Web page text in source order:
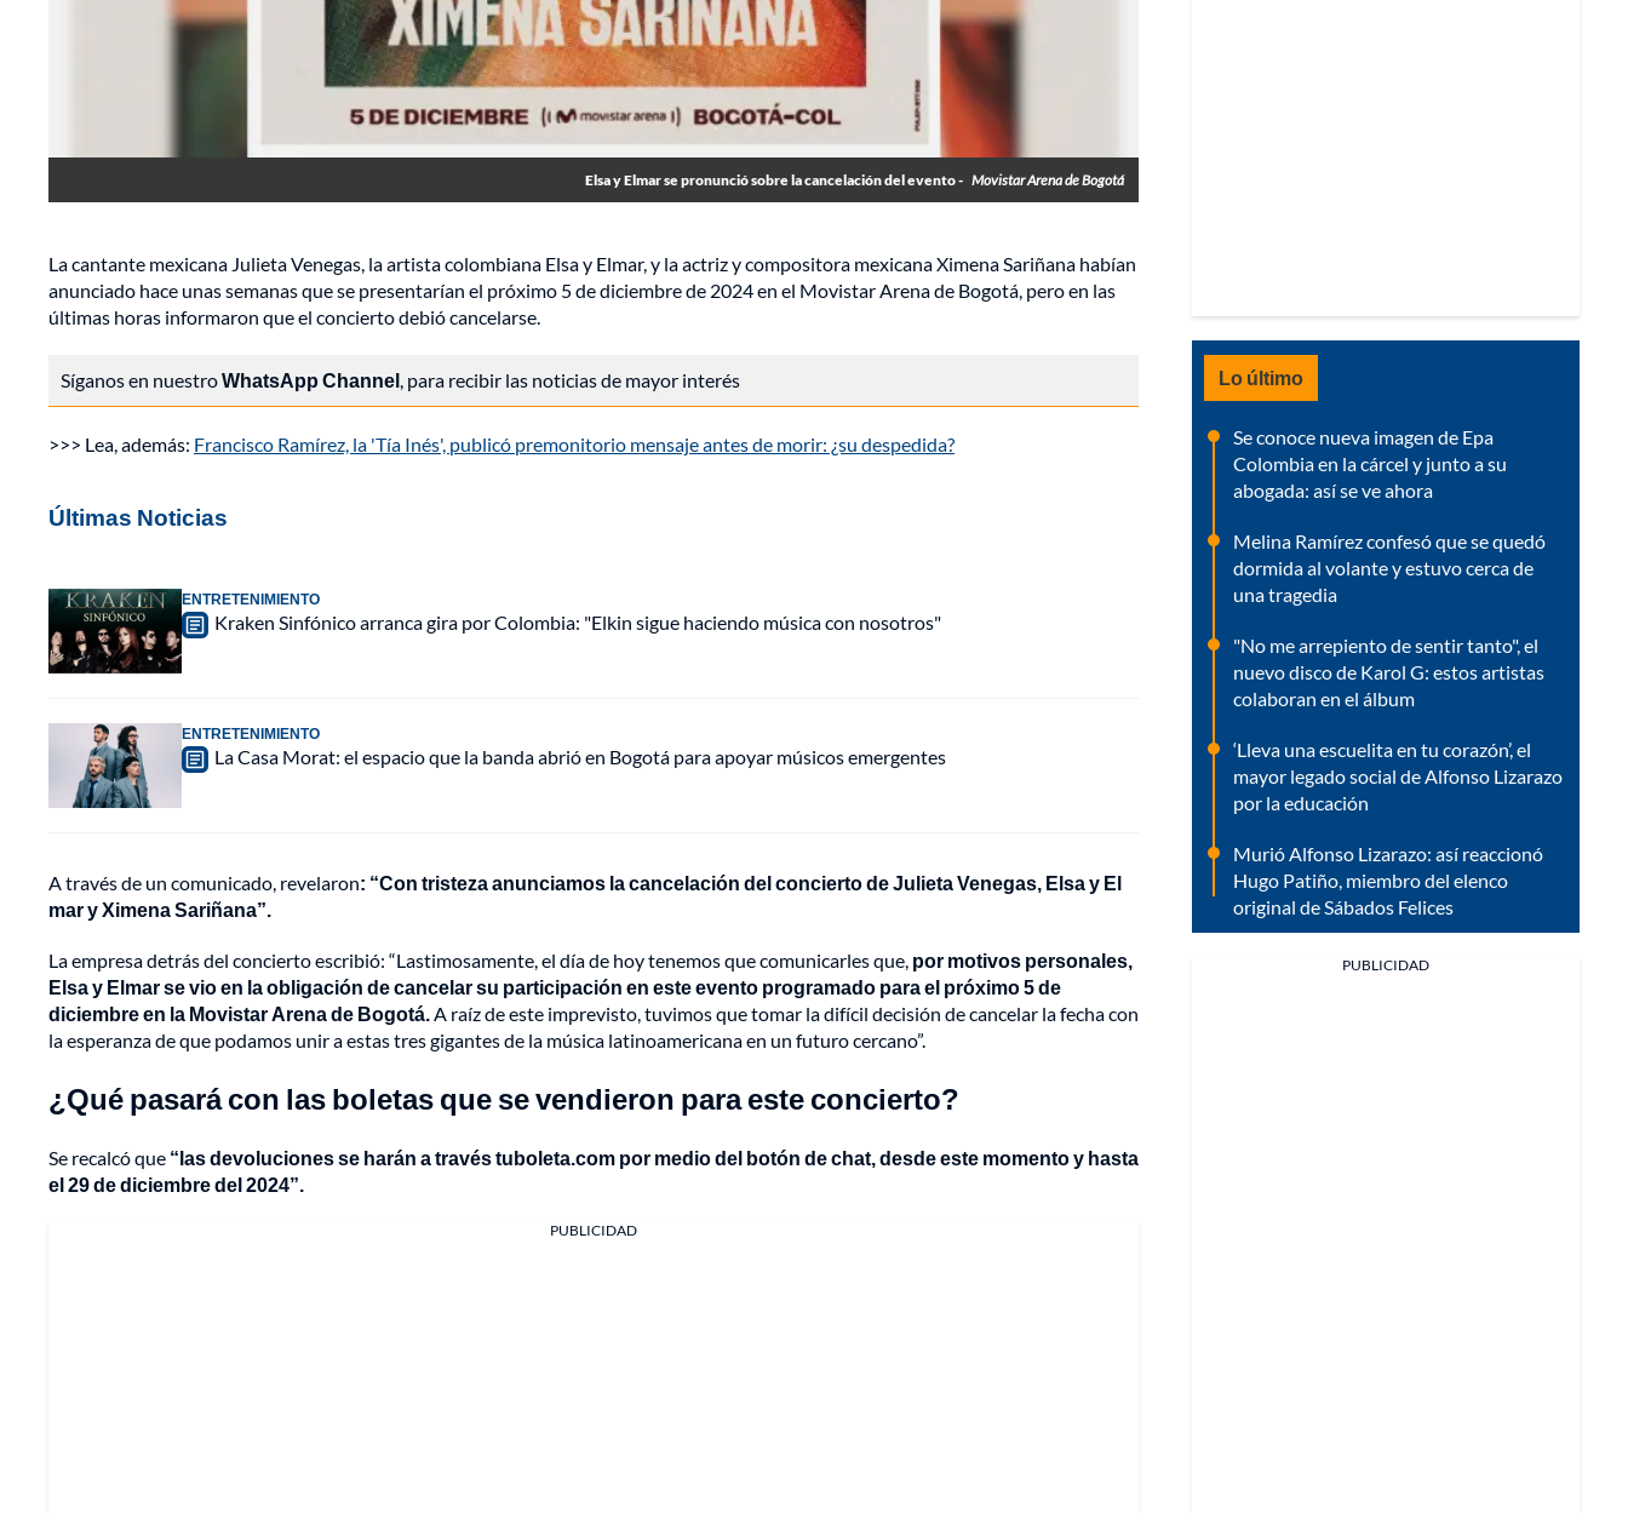
Elsa y Elmar se pronunció sobre la cancelación del evento - Movistar Arena de Bogotá
La cantante mexicana Julieta Venegas, la artista colombiana Elsa y Elmar, y la actriz y compositora mexicana Ximena Sariñana habían
anunciado hace unas semanas que se presentarían el próximo 5 de diciembre de 2024 en el Movistar Arena de Bogotá, pero en las
últimas horas informaron que el concierto debió cancelarse.
Síganos en nuestroWhatsApp Channel, para recibir las noticias de mayor interés
>>> Lea, además: Francisco Ramírez, la 'Tía Inés', publicó premonitorio mensaje antes de morir: ¿su despedida?
Últimas Noticias
ENTRETENIMIENTO
Kraken Sinfónico arranca gira por Colombia: "Elkin sigue haciendo música con nosotros"
ENTRETENIMIENTO
La Casa Morat: el espacio que la banda abrió en Bogotá para apoyar músicos emergentes
A través de un comunicado, revelaron: “Con tristeza anunciamos la cancelación del concierto de Julieta Venegas, Elsa y El
mar y Ximena Sariñana”.
La empresa detrás del concierto escribió: “Lastimosamente, el día de hoy tenemos que comunicarles que, por motivos personales,
Elsa y Elmar se vio en la obligación de cancelar su participación en este evento programado para el próximo 5 de
diciembre en la Movistar Arena de Bogotá.A raíz de este imprevisto, tuvimos que tomar la difícil decisión de cancelar la fecha con
la esperanza de que podamos unir a estas tres gigantes de la música latinoamericana en un futuro cercano”.
¿Qué pasará con las boletas que se vendieron para este concierto?
Se recalcó que “las devoluciones se harán a través tuboleta.com por medio del botón de chat, desde este momento y hasta
el 29 de diciembre del 2024”.
PUBLICIDAD
Lo último
Se conoce nueva imagen de Epa
Colombia en la cárcel y junto a su
abogada: así se ve ahora
Melina Ramírez confesó que se quedó
dormida al volante y estuvo cerca de
una tragedia
"No me arrepiento de sentir tanto", el
nuevo disco de Karol G: estos artistas
colaboran en el álbum
‘Lleva una escuelita en tu corazón’, el
mayor legado social de Alfonso Lizarazo
por la educación
Murió Alfonso Lizarazo: así reaccionó
Hugo Patiño, miembro del elenco
original de Sábados Felices
PUBLICIDAD